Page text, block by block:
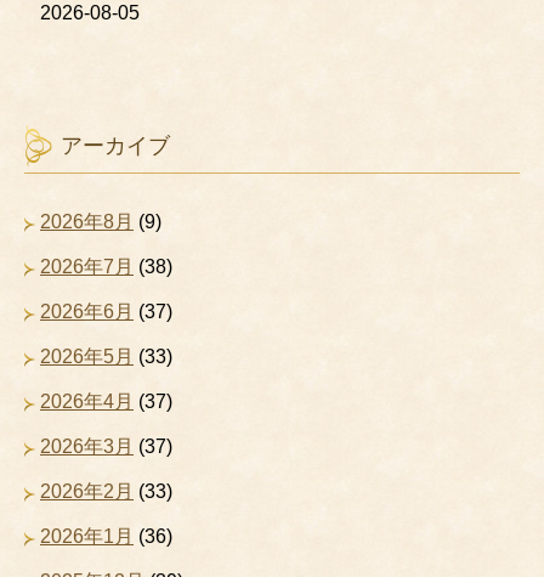
2026-08-05
アーカイブ
2026年8月 (9)
2026年7月 (38)
2026年6月 (37)
2026年5月 (33)
2026年4月 (37)
2026年3月 (37)
2026年2月 (33)
2026年1月 (36)